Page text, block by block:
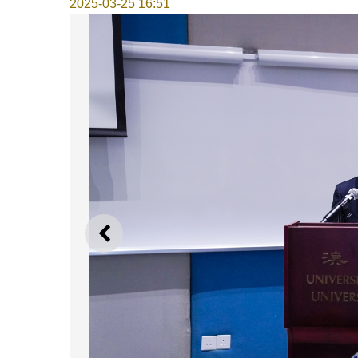
2025-03-25 16:51
上一則